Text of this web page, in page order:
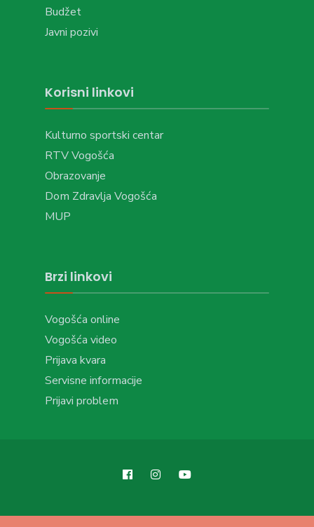
Budžet
Javni pozivi
Korisni linkovi
Kulturno sportski centar
RTV Vogošća
Obrazovanje
Dom Zdravlja Vogošća
MUP
Brzi linkovi
Vogošća online
Vogošća video
Prijava kvara
Servisne informacije
Prijavi problem